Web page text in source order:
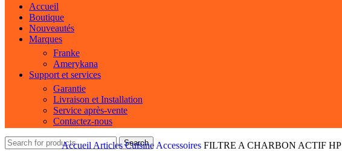
Accueil
Boutique
Nouveautés
Marques
Franke
Amerykana
Support et services
Garantie
Livraison et Installation
Service après-vente
Contactez-nous
Search
Accueil Articles Cuisine Accessoires FILTRE A CHARBON ACTIF HP